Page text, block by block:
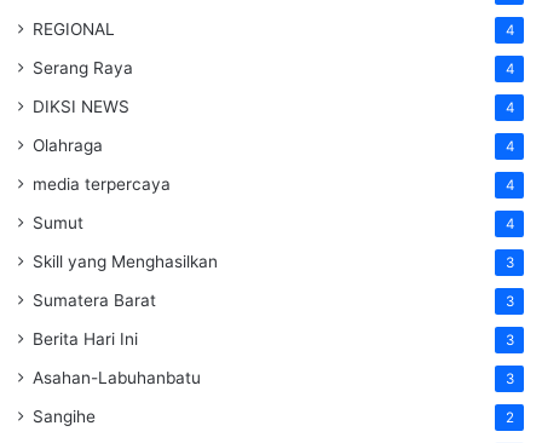
REGIONAL 4
Serang Raya 4
DIKSI NEWS 4
Olahraga 4
media terpercaya 4
Sumut 4
Skill yang Menghasilkan 3
Sumatera Barat 3
Berita Hari Ini 3
Asahan-Labuhanbatu 3
Sangihe 2